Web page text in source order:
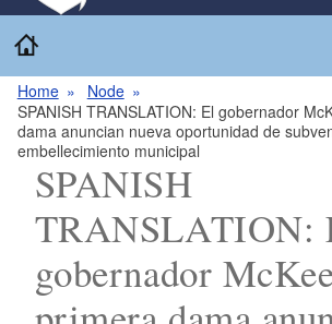
Home
Node
SPANISH TRANSLATION: El gobernador
dama anuncian nueva oportunidad de
embellecimiento municipal
SPANISH
TRANSLATION:
gobernador